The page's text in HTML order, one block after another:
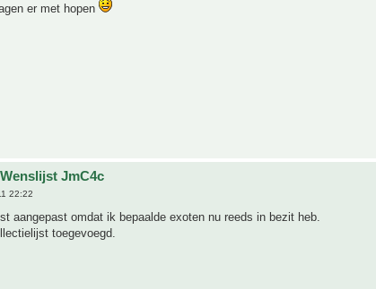
er met hopen
JmC4c
22:22
aangepast omdat ik bepaalde exoten nu reeds in bezit heb.
toegevoegd.